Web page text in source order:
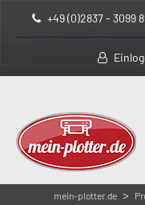
+49 (0)2837 - 3099
mein-plotter.de >